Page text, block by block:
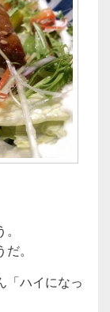
。
「ハイになっ